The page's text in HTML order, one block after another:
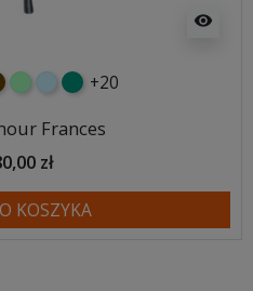
visibility
miętowybłękitny
turkusowy
+20
Frances
zł
KOSZYKA